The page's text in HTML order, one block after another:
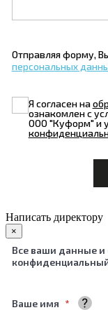
Отправляя форму,
персональных
Я согласен на
ознакомлен с
ООО "Куформ" и
Написать директору
×
Все ваши данные и
Ваше имя